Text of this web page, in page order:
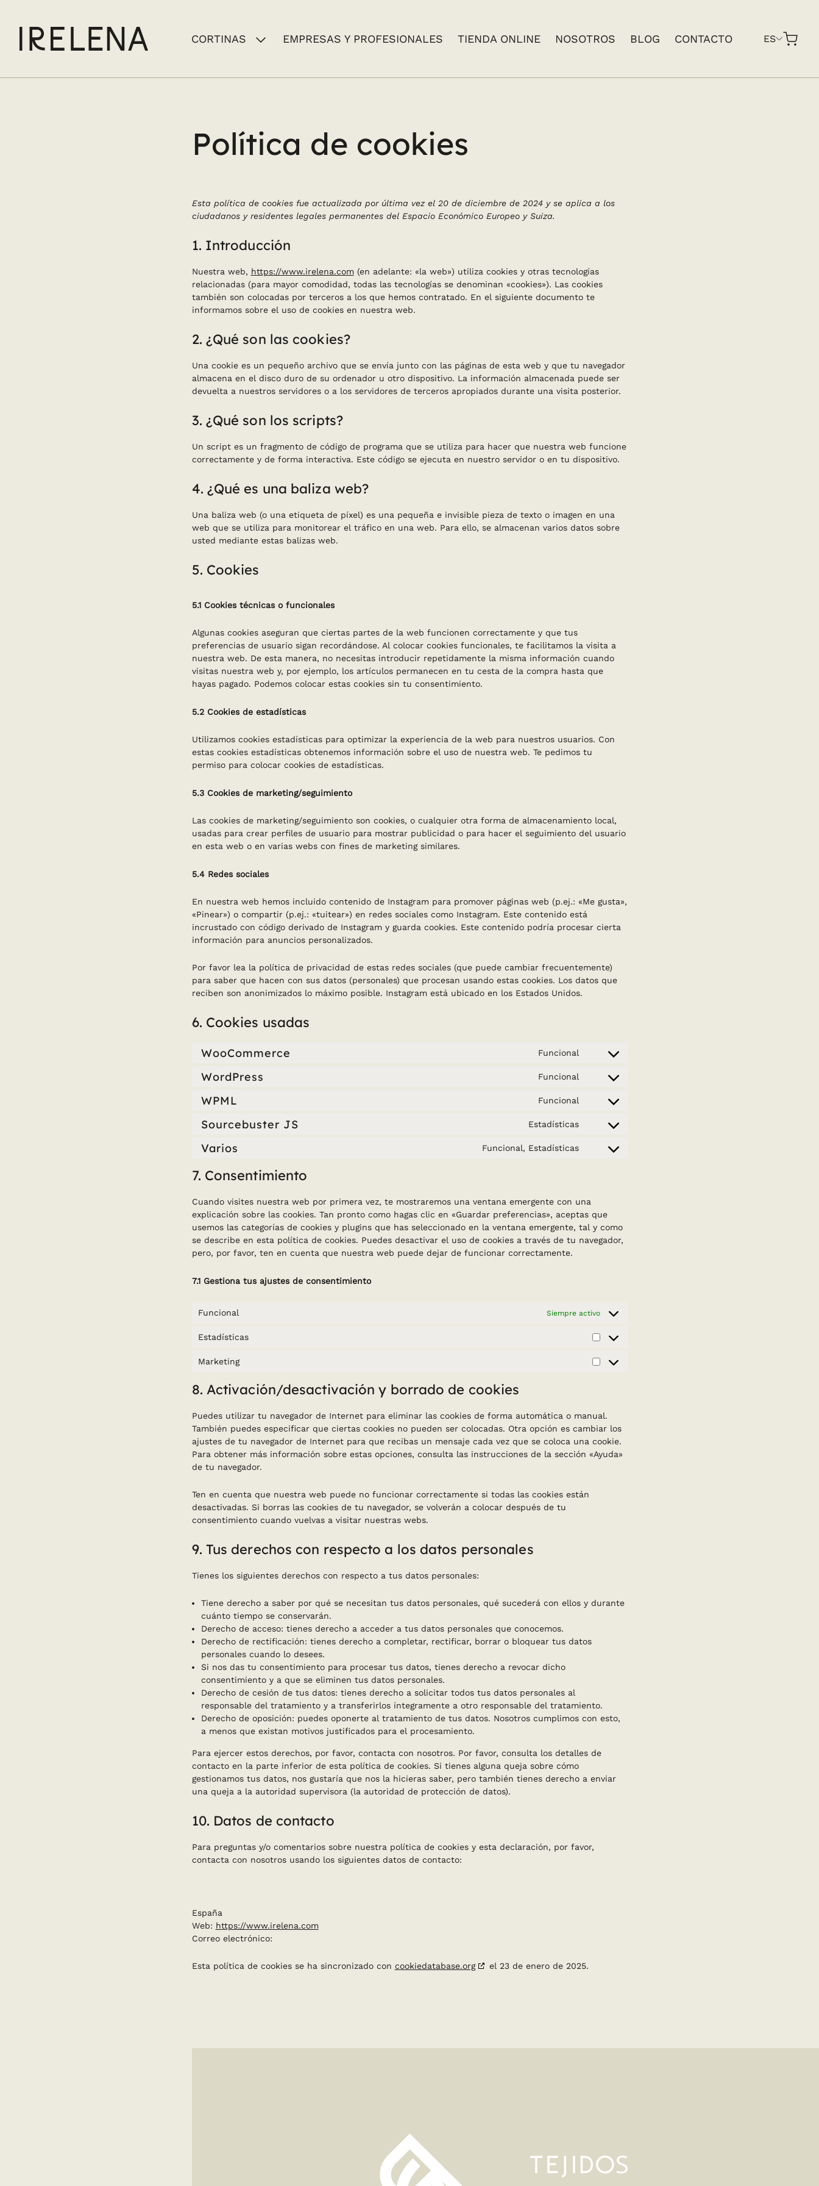
content
CORTINAS EMPRESAS Y PROFESIONALES TIENDA ONLINE NOSOTROS BLOG CONTACTO ES
Política de cookies
Esta política de cookies fue actualizada por última vez el 20 de diciembre de 2024 y se aplica a los
ciudadanos y residentes legales permanentes del Espacio Económico Europeo y Suiza.
1. Introducción
Nuestra web, https://www.irelena.com (en adelante: «la web») utiliza cookies y otras tecnologías
relacionadas (para mayor comodidad, todas las tecnologías se denominan «cookies»). Las cookies
también son colocadas por terceros a los que hemos contratado. En el siguiente documento te
informamos sobre el uso de cookies en nuestra web.
2. ¿Qué son las cookies?
Una cookie es un pequeño archivo que se envía junto con las páginas de esta web y que tu navegador
almacena en el disco duro de su ordenador u otro dispositivo. La información almacenada puede ser
devuelta a nuestros servidores o a los servidores de terceros apropiados durante una visita posterior.
3. ¿Qué son los scripts?
Un script es un fragmento de código de programa que se utiliza para hacer que nuestra web funcione
correctamente y de forma interactiva. Este código se ejecuta en nuestro servidor o en tu dispositivo.
4. ¿Qué es una baliza web?
Una baliza web (o una etiqueta de píxel) es una pequeña e invisible pieza de texto o imagen en una
web que se utiliza para monitorear el tráfico en una web. Para ello, se almacenan varios datos sobre
usted mediante estas balizas web.
5. Cookies
5.1 Cookies técnicas o funcionales
Algunas cookies aseguran que ciertas partes de la web funcionen correctamente y que tus
preferencias de usuario sigan recordándose. Al colocar cookies funcionales, te facilitamos la visita a
nuestra web. De esta manera, no necesitas introducir repetidamente la misma información cuando
visitas nuestra web y, por ejemplo, los artículos permanecen en tu cesta de la compra hasta que
hayas pagado. Podemos colocar estas cookies sin tu consentimiento.
5.2 Cookies de estadísticas
Utilizamos cookies estadísticas para optimizar la experiencia de la web para nuestros usuarios. Con
estas cookies estadísticas obtenemos información sobre el uso de nuestra web. Te pedimos tu
permiso para colocar cookies de estadísticas.
5.3 Cookies de marketing/seguimiento
Las cookies de marketing/seguimiento son cookies, o cualquier otra forma de almacenamiento local,
usadas para crear perfiles de usuario para mostrar publicidad o para hacer el seguimiento del usuario
en esta web o en varias webs con fines de marketing similares.
5.4 Redes sociales
En nuestra web hemos incluido contenido de Instagram para promover páginas web (p.ej.: «Me gusta»,
«Pinear») o compartir (p.ej.: «tuitear») en redes sociales como Instagram. Este contenido está
incrustado con código derivado de Instagram y guarda cookies. Este contenido podría procesar cierta
información para anuncios personalizados.
Por favor lea la política de privacidad de estas redes sociales (que puede cambiar frecuentemente)
para saber que hacen con sus datos (personales) que procesan usando estas cookies. Los datos que
reciben son anonimizados lo máximo posible. Instagram está ubicado en los Estados Unidos.
6. Cookies usadas
WooCommerce Funcional
Consent
service
woocommerce
WordPress Funcional
Consent
service
wordpress
WPML Funcional
Consent
service
wpml
Sourcebuster JS Estadísticas
Consent
service
Varios Funcional, Estadísticas
Consent
7. Consentimiento
Cuando visites nuestra web por primera vez, te mostraremos una ventana emergente con una
explicación sobre las cookies. Tan pronto como hagas clic en «Guardar preferencias», aceptas que
usemos las categorías de cookies y plugins que has seleccionado en la ventana emergente, tal y como
se describe en esta política de cookies. Puedes desactivar el uso de cookies a través de tu navegador,
pero, por favor, ten en cuenta que nuestra web puede dejar de funcionar correctamente.
7.1 Gestiona tus ajustes de consentimiento
Funcional Siempre activo
Estadísticas
Estadísticas
Marketing
Marketing
8. Activación/desactivación y borrado de cookies
Puedes utilizar tu navegador de Internet para eliminar las cookies de forma automática o manual.
También puedes especificar que ciertas cookies no pueden ser colocadas. Otra opción es cambiar los
ajustes de tu navegador de Internet para que recibas un mensaje cada vez que se coloca una cookie.
Para obtener más información sobre estas opciones, consulta las instrucciones de la sección «Ayuda»
de tu navegador.
Ten en cuenta que nuestra web puede no funcionar correctamente si todas las cookies están
desactivadas. Si borras las cookies de tu navegador, se volverán a colocar después de tu
consentimiento cuando vuelvas a visitar nuestras webs.
9. Tus derechos con respecto a los datos personales
Tienes los siguientes derechos con respecto a tus datos personales:
Tiene derecho a saber por qué se necesitan tus datos personales, qué sucederá con ellos y durante
cuánto tiempo se conservarán.
Derecho de acceso: tienes derecho a acceder a tus datos personales que conocemos.
Derecho de rectificación: tienes derecho a completar, rectificar, borrar o bloquear tus datos
personales cuando lo desees.
Si nos das tu consentimiento para procesar tus datos, tienes derecho a revocar dicho
consentimiento y a que se eliminen tus datos personales.
Derecho de cesión de tus datos: tienes derecho a solicitar todos tus datos personales al
responsable del tratamiento y a transferirlos íntegramente a otro responsable del tratamiento.
Derecho de oposición: puedes oponerte al tratamiento de tus datos. Nosotros cumplimos con esto,
a menos que existan motivos justificados para el procesamiento.
Para ejercer estos derechos, por favor, contacta con nosotros. Por favor, consulta los detalles de
contacto en la parte inferior de esta política de cookies. Si tienes alguna queja sobre cómo
gestionamos tus datos, nos gustaría que nos la hicieras saber, pero también tienes derecho a enviar
una queja a la autoridad supervisora (la autoridad de protección de datos).
10. Datos de contacto
Para preguntas y/o comentarios sobre nuestra política de cookies y esta declaración, por favor,
contacta con nosotros usando los siguientes datos de contacto:
España
Web: https://www.irelena.com
Correo electrónico:
Esta política de cookies se ha sincronizado con cookiedatabase.org el 23 de enero de 2025.